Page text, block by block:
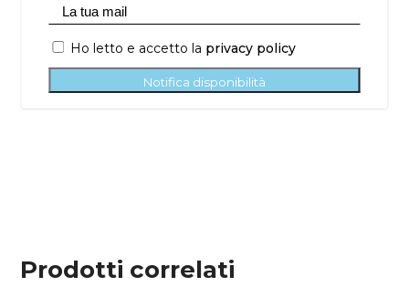
Ho letto e accetto la privacy policy
Notifica disponibilità
Prodotti correlati